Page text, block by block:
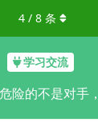
学习交流
险的不是对手
4 / 8 条